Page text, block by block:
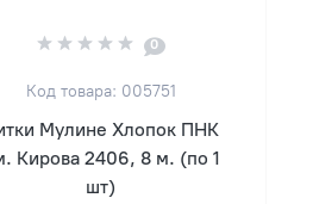
0
Код товара: 005751
Мулине Хлопок ПНК
Кирова 2406, 8 м. (по 1
шт)